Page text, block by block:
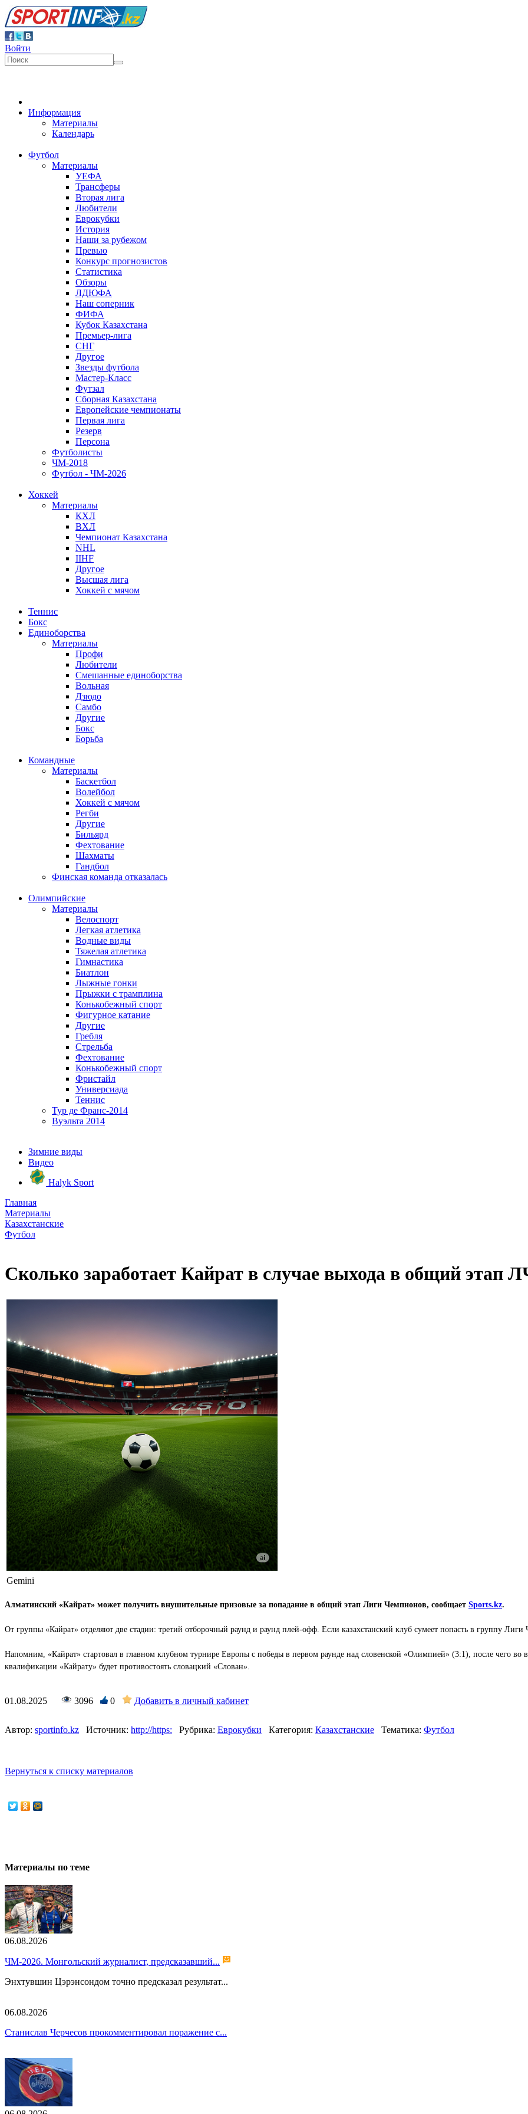
Войти
Информация
Материалы
Календарь
Футбол
Материалы
УЕФА
Трансферы
Вторая лига
Любители
Еврокубки
История
Наши за рубежом
Превью
Конкурс прогнозистов
Статистика
Обзоры
ЛДЮФА
Наш соперник
ФИФА
Кубок Казахстана
Премьер-лига
СНГ
Другое
Звезды футбола
Мастер-Класс
Футзал
Сборная Казахстана
Европейские чемпионаты
Первая лига
Резерв
Персона
Футболисты
ЧМ-2018
Футбол - ЧМ-2026
Хоккей
Материалы
КХЛ
ВХЛ
Чемпионат Казахстана
NHL
IIHF
Другое
Высшая лига
Хоккей с мячом
Теннис
Бокс
Единоборства
Материалы
Профи
Любители
Смешанные единоборства
Вольная
Дзюдо
Самбо
Другие
Бокс
Борьба
Командные
Материалы
Баскетбол
Волейбол
Хоккей с мячом
Регби
Другие
Бильярд
Фехтование
Шахматы
Гандбол
Финская команда отказалась
Олимпийские
Материалы
Велоспорт
Легкая атлетика
Водные виды
Тяжелая атлетика
Гимнастика
Биатлон
Лыжные гонки
Прыжки с трамплина
Конькобежный спорт
Фигурное катание
Другие
Гребля
Стрельба
Фехтование
Конькобежный спорт
Фристайл
Универсиада
Теннис
Тур де Франс-2014
Вуэльта 2014
Зимние виды
Видео
Halyk Sport
Главная
Материалы
Казахстанские
Футбол
Сколько заработает Кайрат в случае выхода в общий этап
Gemini
Алматинский «Кайрат» может получить внушительные призовые за попадание в общий этап Лиги Чемпионов, сообщает Sports.kz.
От группы «Кайрат» отделяют две стадии: третий отборочный раунд и раунд плей-офф. Если казахстанский клуб сумеет попасть в группу
Напомним, «Кайрат» стартовал в главном клубном турнире Европы с победы в первом раунде над словенской «Олимпией» (3:1), после чего во
квалификации «Кайрату» будет противостоять словацкий «Слован».
01.08.2025 3096 0 Добавить в личный кабинет
Автор: sportinfo.kz Источник: http://https: Рубрика: Еврокубки Категория: Казахстанские Тематика: Футбол
Вернуться к списку материалов
Материалы по теме
06.08.2026
ЧМ-2026. Монгольский журналист, предсказавший...
Энхтувшин Цэрэнсондом точно предсказал результат...
06.08.2026
Станислав Черчесов прокомментировал поражение с...